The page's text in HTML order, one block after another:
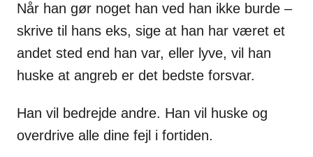
Når han gør noget han ved han ikke burde –
skrive til hans eks, sige at han har været et
andet sted end han var, eller lyve, vil han
huske at angreb er det bedste forsvar.
Han vil bedrejde andre. Han vil huske og
overdrive alle dine fejl i fortiden.